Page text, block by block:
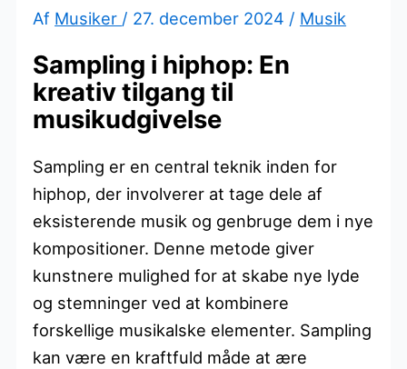
Af Musiker / 27. december 2024 / Musik
Sampling i hiphop: En
kreativ tilgang til
musikudgivelse
Sampling er en central teknik inden for
hiphop, der involverer at tage dele af
eksisterende musik og genbruge dem i nye
kompositioner. Denne metode giver
kunstnere mulighed for at skabe nye lyde
og stemninger ved at kombinere
forskellige musikalske elementer. Sampling
kan være en kraftfuld måde at ære